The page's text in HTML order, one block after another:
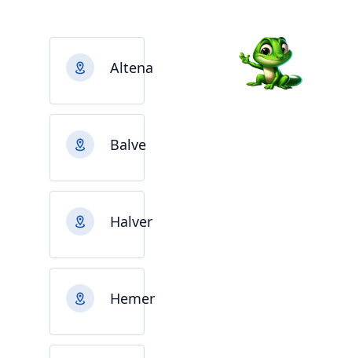
Altena
Balve
Halver
Hemer